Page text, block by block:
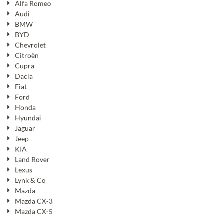
Alfa Romeo
Audi
BMW
BYD
Chevrolet
Citroën
Cupra
Dacia
Fiat
Ford
Honda
Hyundai
Jaguar
Jeep
KIA
Land Rover
Lexus
Lynk & Co
Mazda
Mazda CX-3
Mazda CX-5